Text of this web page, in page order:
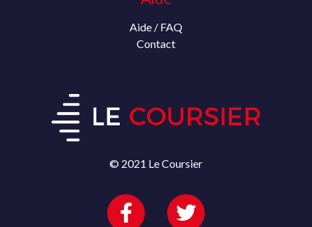
Aide / FAQ
Contact
© 2021 Le Coursier